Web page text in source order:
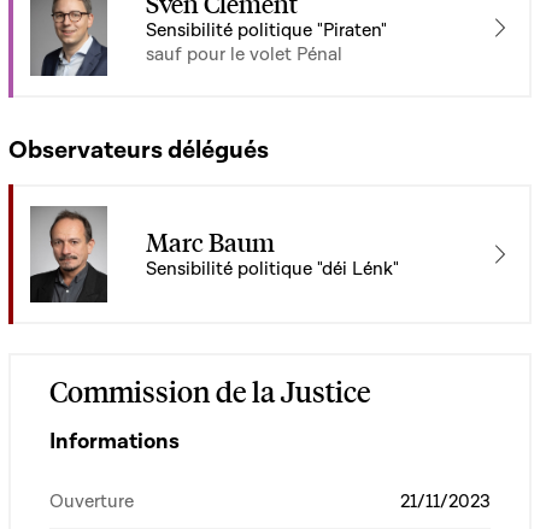
Sensibilité politique "Piraten"
sauf pour le volet Pénal
Observateurs délégués
Marc Baum
Sensibilité politique "déi Lénk"
Commission de la Justice
Informations
Ouverture 21/11/2023